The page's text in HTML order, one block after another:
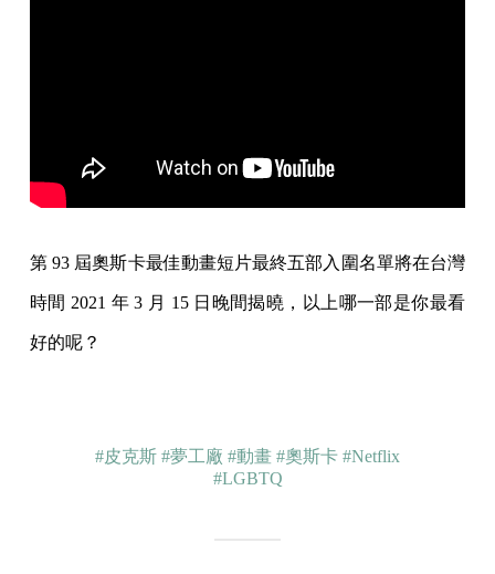
第 93 屆奧斯卡最佳動畫短片最終五部入圍名單將在台灣
時間 2021 年 3 月 15 日晚間揭曉，以上哪一部是你最看
好的呢？
#皮克斯 #夢工廠 #動畫 #奧斯卡 #Netflix
#LGBTQ